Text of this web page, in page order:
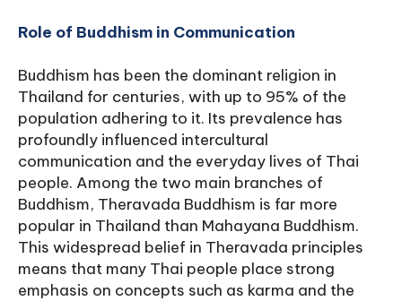
Role of Buddhism in Communication
Buddhism has been the dominant religion in
Thailand for centuries, with up to 95% of the
population adhering to it. Its prevalence has
profoundly influenced intercultural
communication and the everyday lives of Thai
people. Among the two main branches of
Buddhism, Theravada Buddhism is far more
popular in Thailand than Mahayana Buddhism.
This widespread belief in Theravada principles
means that many Thai people place strong
emphasis on concepts such as karma and the